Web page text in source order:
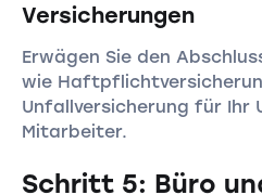
Versicherungen
Erwägen Sie den
wie
Unfallversicherung für Ihr
Mitarbeiter.
Schritt 5: Büro